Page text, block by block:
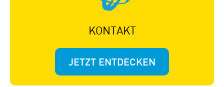
KONTAKT
JETZT ENTDECKEN